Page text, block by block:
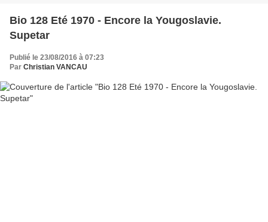
Bio 128 Eté 1970 - Encore la Yougoslavie.
Supetar
Publié le 23/08/2016 à 07:23
Par Christian VANCAU